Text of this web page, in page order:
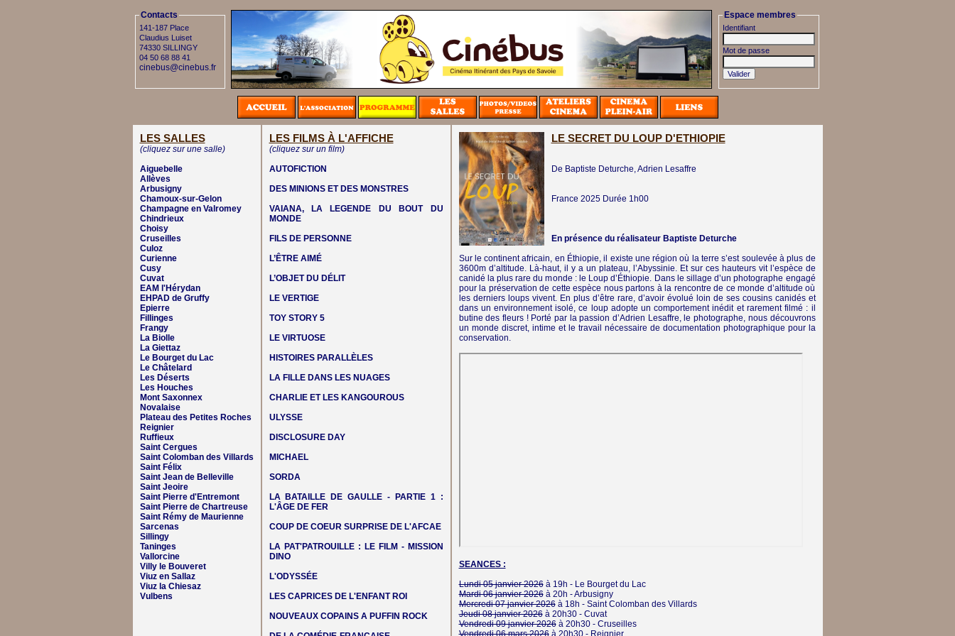
Contacts
141-187 Place
Claudius Luiset
74330 SILLINGY
04 50 68 88 41
cinebus@cinebus.fr
Espace membres
Identifiant
Mot de passe
LES SALLES
(cliquez sur une salle)
Aiguebelle
Allèves
Arbusigny
Chamoux-sur-Gelon
Champagne en Valromey
Chindrieux
Choisy
Cruseilles
Culoz
Curienne
Cusy
Cuvat
EAM l'Hérydan
EHPAD de Gruffy
Epierre
Fillinges
Frangy
La Biolle
La Giettaz
Le Bourget du Lac
Le Châtelard
Les Déserts
Les Houches
Mont Saxonnex
Novalaise
Plateau des Petites Roches
Reignier
Ruffieux
Saint Cergues
Saint Colomban des Villards
Saint Félix
Saint Jean de Belleville
Saint Jeoire
Saint Pierre d'Entremont
Saint Pierre de Chartreuse
Saint Rémy de Maurienne
Sarcenas
Sillingy
Taninges
Vallorcine
Villy le Bouveret
Viuz en Sallaz
Viuz la Chiesaz
Vulbens
LES FILMS À L'AFFICHE
(cliquez sur un film)
AUTOFICTION
DES MINIONS ET DES MONSTRES
VAIANA, LA LEGENDE DU BOUT DU
MONDE
FILS DE PERSONNE
L’ÊTRE AIMÉ
L’OBJET DU DÉLIT
LE VERTIGE
TOY STORY 5
LE VIRTUOSE
HISTOIRES PARALLÈLES
LA FILLE DANS LES NUAGES
CHARLIE ET LES KANGOUROUS
ULYSSE
DISCLOSURE DAY
MICHAEL
SORDA
LA BATAILLE DE GAULLE - PARTIE 1 :
L'ÂGE DE FER
COUP DE COEUR SURPRISE DE L'AFCAE
LA PAT'PATROUILLE : LE FILM - MISSION
DINO
L'ODYSSÉE
LES CAPRICES DE L'ENFANT ROI
NOUVEAUX COPAINS A PUFFIN ROCK
LE SECRET DU LOUP D'ETHIOPIE
De Baptiste Deturche, Adrien Lesaffre
France 2025 Durée 1h00
En présence du réalisateur Baptiste Deturche
Sur le continent africain, en Éthiopie, il existe une région où la terre s’est soulevée à plus de
3600m d’altitude. Là-haut, il y a un plateau, l’Abyssinie. Et sur ces hauteurs vit l’espèce de
canidé la plus rare du monde : le Loup d’Éthiopie. Dans le sillage d’un photographe engagé
pour la préservation de cette espèce nous partons à la rencontre de ce monde d’altitude où
les derniers loups vivent. En plus d’être rare, d’avoir évolué loin de ses cousins canidés et
dans un environnement isolé, ce loup adopte un comportement inédit et rarement filmé : il
butine des fleurs ! Porté par la passion d’Adrien Lesaffre, le photographe, nous découvrons
un monde discret, intime et le travail nécessaire de documentation photographique pour la
conservation.
SEANCES :
Lundi 05 janvier 2026à 19h - Le Bourget du Lac
Mardi 06 janvier 2026à 20h -Arbusigny
Mercredi 07 janvier 2026à 18h - Saint Colomban des Villards
Jeudi 08 janvier 2026à 20h30 - Cuvat
Vendredi 09 janvier 2026à 20h30 - Cruseilles
Vendredi 06 mars 2026à 20h30 - Reignier